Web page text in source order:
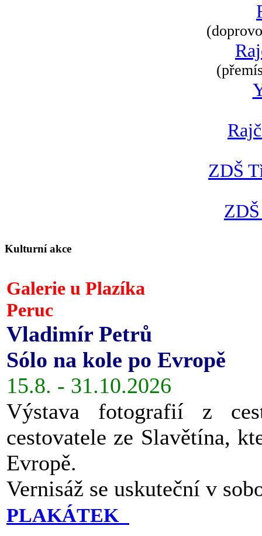
ZDŠ
Kulturní akce
Galerie u Plazíka
Peruc
Vladimír Petrů
Sólo na kole po Evropě
15.8. - 31.10.2026
Výstava fotografií z
cestovatele ze Slavětína,
Evropě.
Vernisáž se uskuteční v
PLAKÁTEK